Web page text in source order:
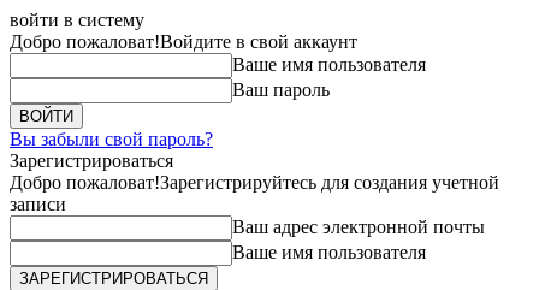
войти в систему
Добро пожаловат!Войдите в свой аккаунт
Ваше имя пользователя
Ваш пароль
Вы забыли свой пароль?
Зарегистрироваться
Добро пожаловат!Зарегистрируйтесь для создания учетной
записи
Ваш адрес электронной почты
Ваше имя пользователя